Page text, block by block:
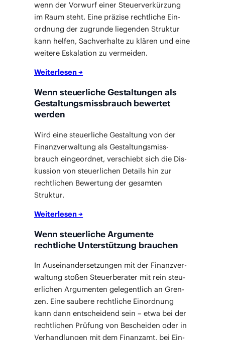
wenn der Vor­wurf einer Steu­er­ver­kür­zung
im Raum steht. Eine prä­zi­se recht­li­che Ein­
ord­nung der zugrun­de lie­gen­den Struk­tur
kann hel­fen, Sach­ver­hal­te zu klä­ren und eine
wei­te­re Eska­la­ti­on zu vermeiden.
Wei­ter­le­sen →
Wenn steuerliche Gestaltungen als
Gestaltungsmissbrauch bewertet
werden
Wird eine steu­er­li­che Gestal­tung von der
Finanz­ver­wal­tung als Gestal­tungs­miss­
brauch ein­ge­ord­net, ver­schiebt sich die Dis­
kus­si­on von steu­er­li­chen Details hin zur
recht­li­chen Bewer­tung der gesam­ten
Struktur.
Wei­ter­le­sen →
Wenn steuerliche Argumente
rechtliche Unterstützung brauchen
In Aus­ein­an­der­set­zun­gen mit der Finanz­ver­
wal­tung sto­ßen Steu­er­be­ra­ter mit rein steu­
er­li­chen Argu­men­ten gele­gent­lich an Gren­
zen. Eine sau­be­re recht­li­che Ein­ord­nung
kann dann ent­schei­dend sein – etwa bei der
recht­li­chen Prü­fung von Beschei­den oder in
Ver­hand­lun­gen mit dem Finanz­amt, bei Ein­